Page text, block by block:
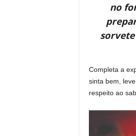
no
Completa a
sinta bem,
respeito ao